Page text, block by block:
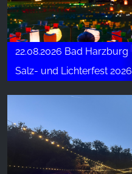
22.08.2026 Bad Harzburg
Salz- und Lichterfest 2026